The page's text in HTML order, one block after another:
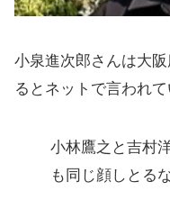
小泉進次郎さんは大
るとネットで言われて
小林鷹之と吉村
も同じ顔しとるな